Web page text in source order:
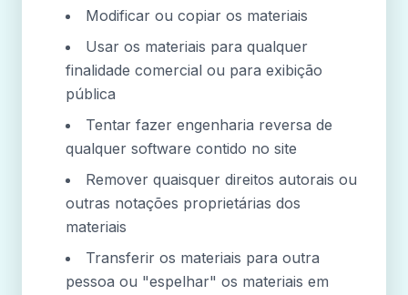
Modificar ou copiar os materiais
Usar os materiais para qualquer
finalidade comercial ou para exibição
pública
Tentar fazer engenharia reversa de
qualquer software contido no site
Remover quaisquer direitos autorais ou
outras notações proprietárias dos
materiais
Transferir os materiais para outra
pessoa ou "espelhar" os materiais em